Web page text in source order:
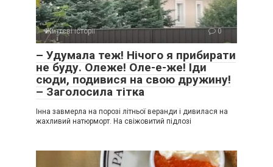
Життєві історії 0
– Удумала теж! Нічого я прибирати
не буду. Олеже! Оле-е-же! Іди
сюди, подивися на свою дружину!
– Заголосила тітка
Інна завмерла на порозі літньої веранди і дивилася на
жахливий натюрморт. На свіжовитий підлозі